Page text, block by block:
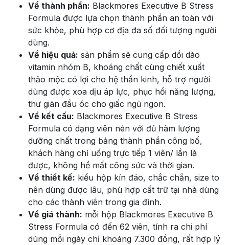
Về thành phần: Blackmores Executive B Stress
Formula được lựa chọn thành phần an toàn với
sức khỏe, phù hợp cơ địa đa số đối tượng người
dùng.
Về hiệu quả: sản phẩm sẽ cung cấp dồi dào
vitamin nhóm B, khoáng chất cùng chiết xuất
thảo mộc có lợi cho hệ thần kinh, hỗ trợ người
dùng được xoa dịu áp lực, phục hồi năng lượng,
thư giãn đầu óc cho giấc ngủ ngon.
Về kết cấu: Blackmores Executive B Stress
Formula có dạng viên nén với đủ hàm lượng
dưỡng chất trong bảng thành phần công bố,
khách hàng chỉ uống trực tiếp 1 viên/ lần là
được, không hề mất công sức và thời gian.
Về thiết kế: kiểu hộp kín đáo, chắc chắn, size to
nên dùng được lâu, phù hợp cất trữ tại nhà dùng
cho các thành viên trong gia đình.
Về giá thành: mỗi hộp Blackmores Executive B
Stress Formula có đến 62 viên, tính ra chi phí
dùng mỗi ngày chỉ khoảng 7.300 đồng, rất hợp lý